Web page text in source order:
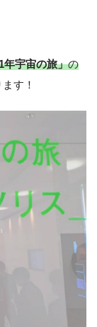
年宇宙の旅」の
す！